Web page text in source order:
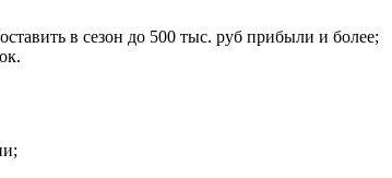
в сезон до 500 тыс. руб прибыли и более;